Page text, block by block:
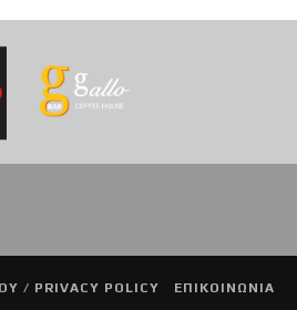
/ PRIVACY POLICY ΕΠΙΚΟΙΝΩΝΙΑ